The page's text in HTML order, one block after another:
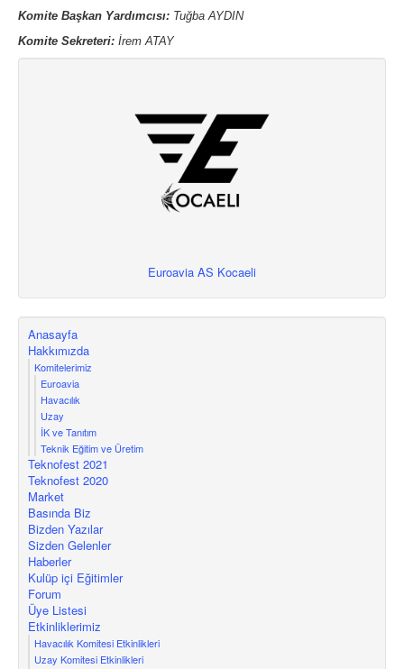
Komite Başkan Yardımcısı: Tuğba AYDIN
Komite Sekreteri: İrem ATAY
Euroavia AS Kocaeli
Anasayfa
Hakkımızda
Komitelerimiz
Euroavia
Havacılık
Uzay
İK ve Tanıtım
Teknik Eğitim ve Üretim
Teknofest 2021
Teknofest 2020
Market
Basında Biz
Bizden Yazılar
Sizden Gelenler
Haberler
Kulüp içi Eğitimler
Forum
Üye Listesi
Etkinliklerimiz
Havacılık Komitesi Etkinlikleri
Uzay Komitesi Etkinlikleri